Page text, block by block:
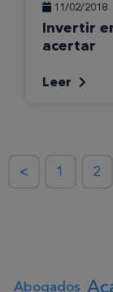
11/02/2018
Invertir
acertar
Leer
< 1 2
Abogados